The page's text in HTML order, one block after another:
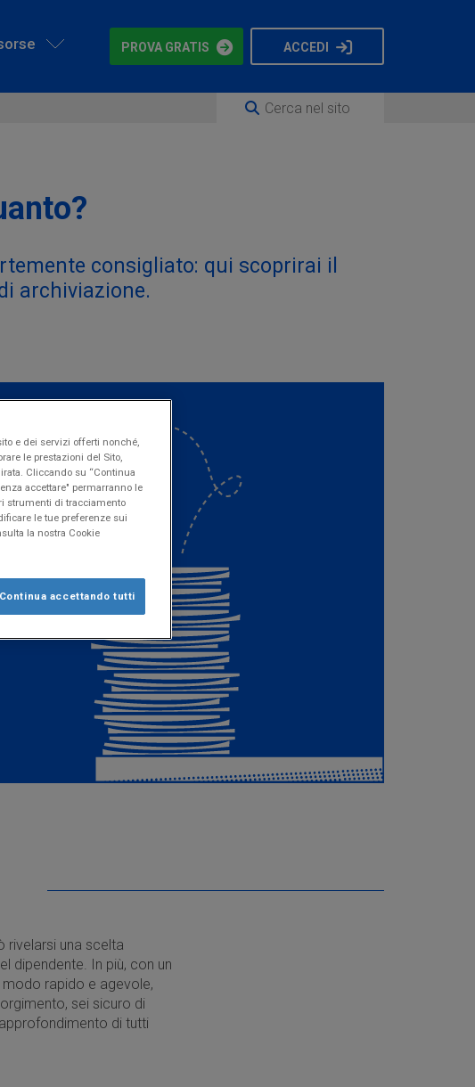
PROVA GRATIS ACCEDI
consigliato: qui scoprirai il
archiviazione.
rivelarsi una scelta
dipendente. In più, con un
rapido e agevole,
sei sicuro di
di tutti
e dei servizi offerti nonché,
le prestazioni del Sito,
Cliccando su “Continua
accettare" permarranno le
strumenti di tracciamento
le tue preferenze sui
la nostra Cookie
Continua accettando tutti